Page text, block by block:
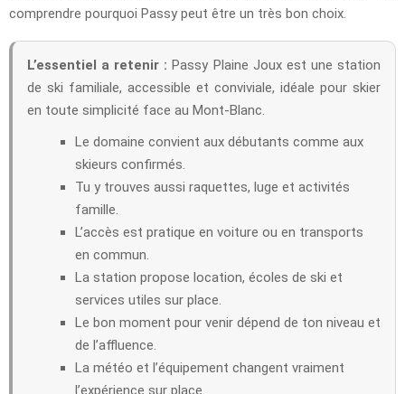
comprendre pourquoi Passy peut être un très bon choix.
L’essentiel a retenir : Passy Plaine Joux est une station
de ski familiale, accessible et conviviale, idéale pour skier
en toute simplicité face au Mont-Blanc.
Le domaine convient aux débutants comme aux
skieurs confirmés.
Tu y trouves aussi raquettes, luge et activités
famille.
L’accès est pratique en voiture ou en transports
en commun.
La station propose location, écoles de ski et
services utiles sur place.
Le bon moment pour venir dépend de ton niveau et
de l’affluence.
La météo et l’équipement changent vraiment
l’expérience sur place.